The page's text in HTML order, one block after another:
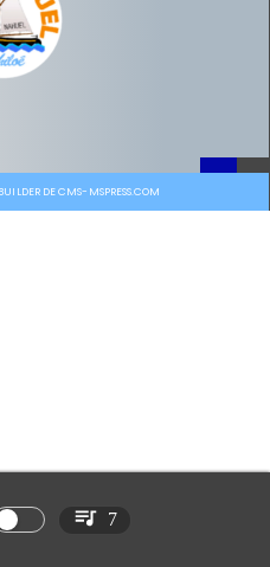
DE CMS-MSPRESS.COM
7